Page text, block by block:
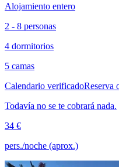
Alojamiento entero
2 - 8 personas
4 dormitorios
5 camas
Calendario verificadoReserva
Todavía no se te cobrará nada.
34 €
pers./noche (aprox.)